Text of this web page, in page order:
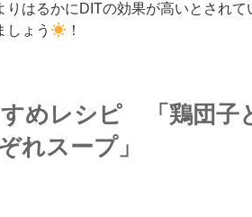
りはるかにDITの効果が高いとされて
しょう
！
めレシピ 「鶏団子
れスープ」